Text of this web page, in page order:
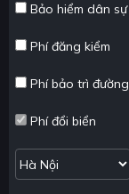
Bảo hiểm dân sự
Phí đăng kiểm
Phí bảo trì
Phí đổi biển